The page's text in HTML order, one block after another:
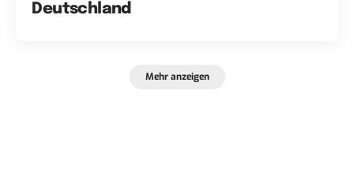
Deutschland
Mehr anzeigen